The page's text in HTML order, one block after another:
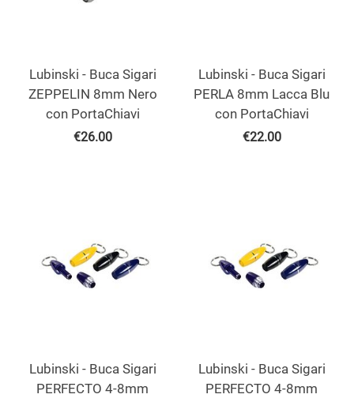
Lubinski - Buca Sigari
ZEPPELIN 8mm Nero
con PortaChiavi
€26.00
Lubinski - Buca Sigari
PERLA 8mm Lacca Blu
con PortaChiavi
€22.00
Lubinski - Buca Sigari
PERFECTO 4-8mm
Lubinski - Buca Sigari
PERFECTO 4-8mm